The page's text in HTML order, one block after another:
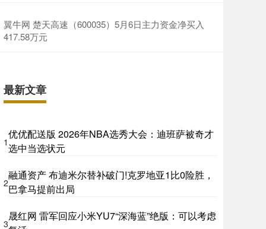
翼牛网 楚天高速（600035）5月6日主力资金净买入
417.58万元
最新文章
1
优优配送版 2026年NBA选秀大会：迪班萨被奇才
选中当选状元
2
融通资产 布迪米尔替补破门!克罗地亚1比0险胜，
巴拿马提前出局
3
晟红网 雷军回应小米YU7“深海蓝”绝版：可以考虑